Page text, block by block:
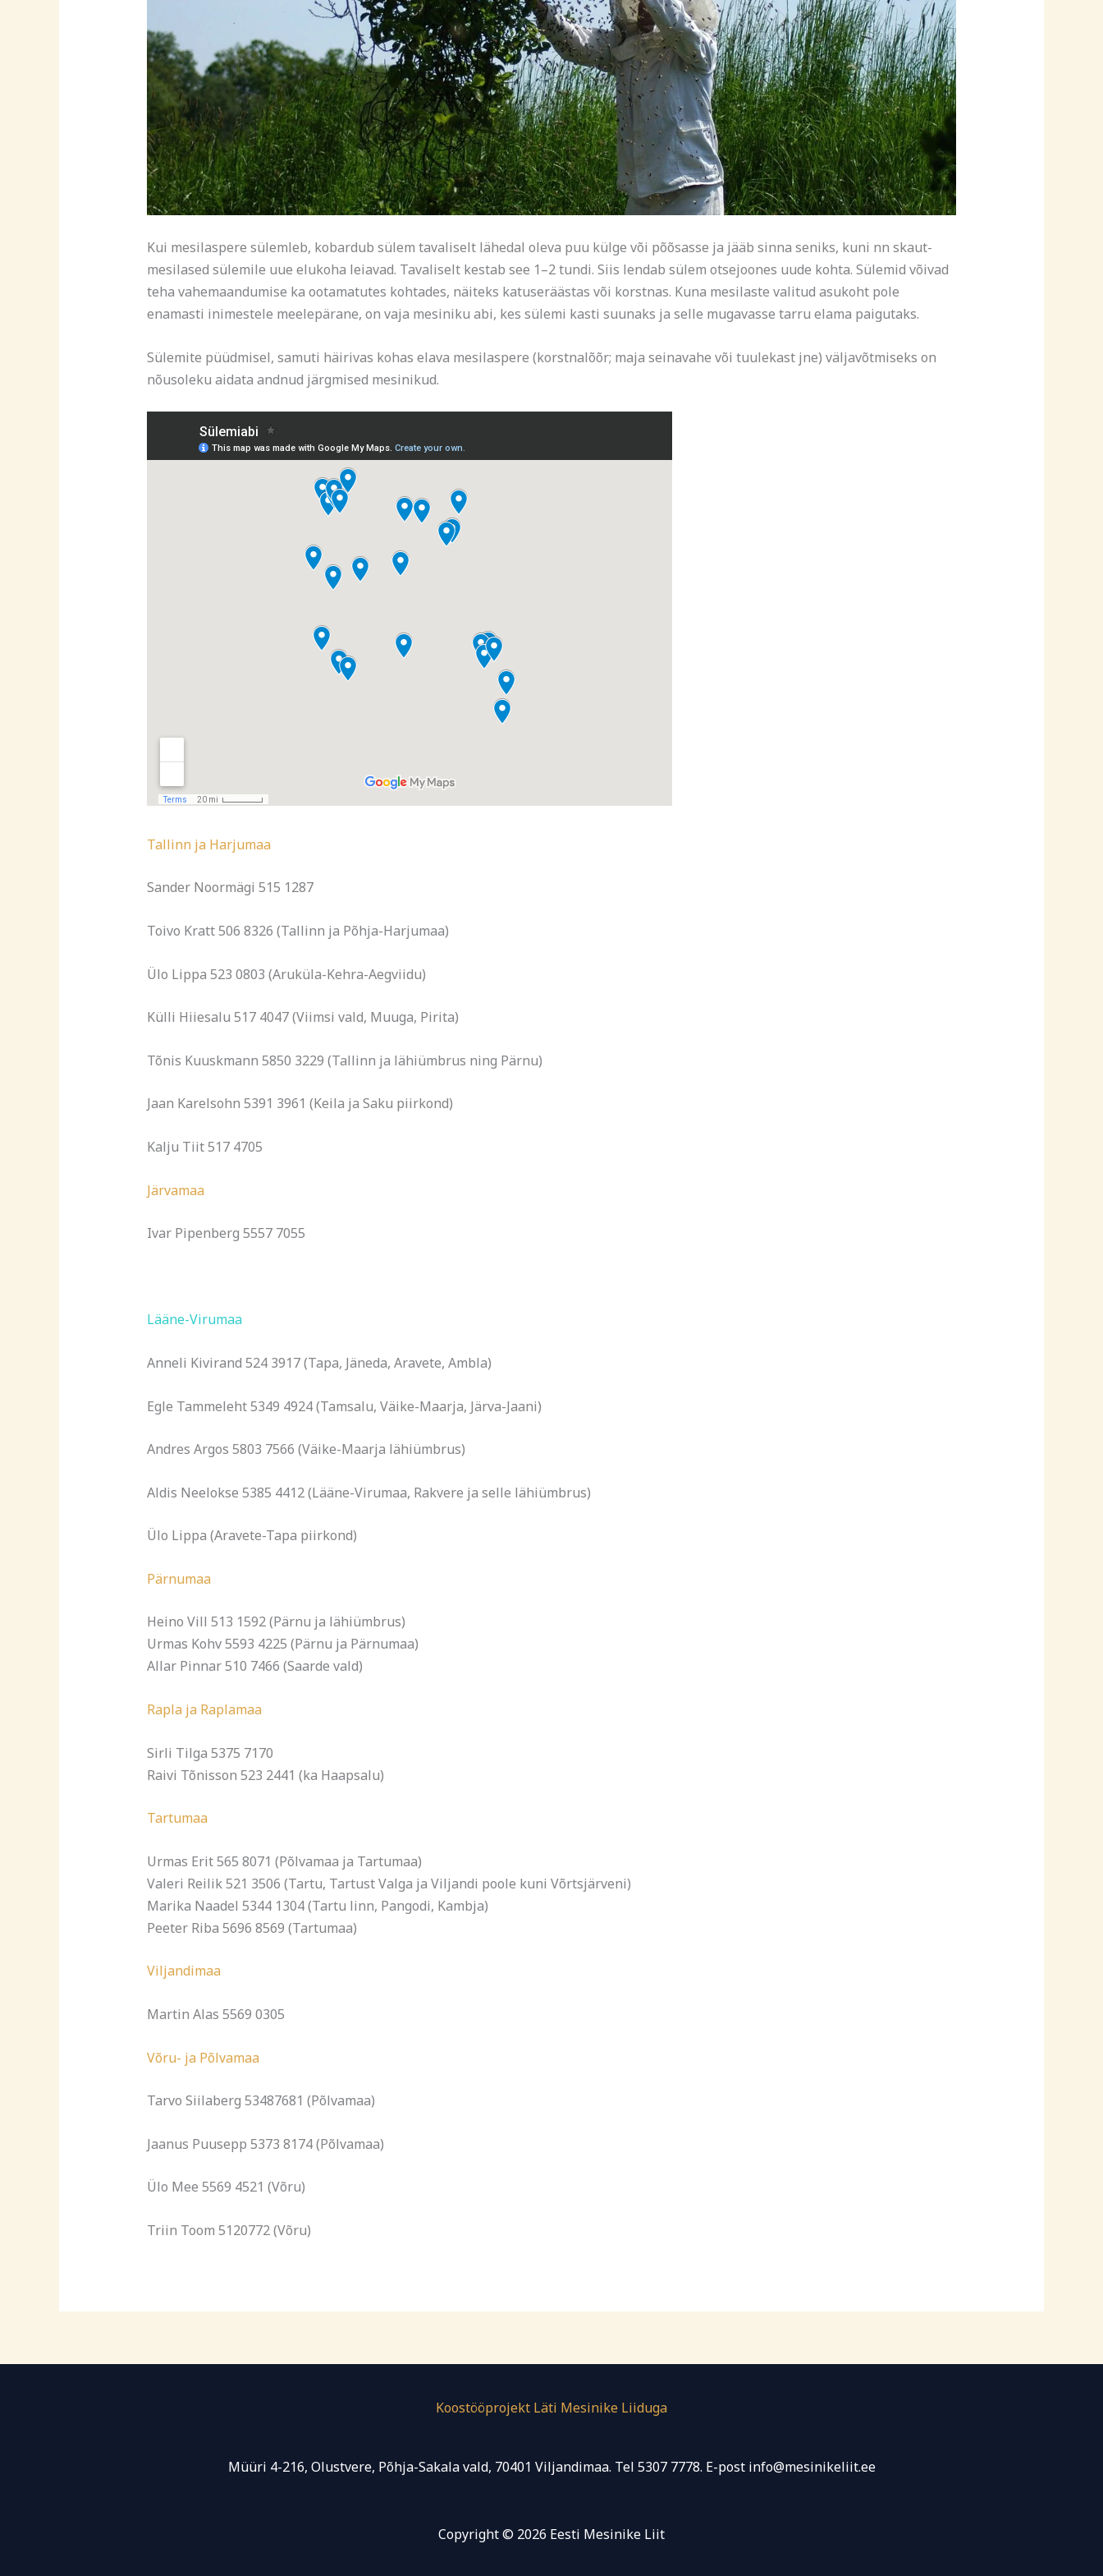
Kui mesilaspere sülemleb, kobardub sülem tavaliselt lähedal oleva puu külge või põõsasse ja jääb sinna seniks, kuni nn skaut-
mesilased sülemile uue elukoha leiavad. Tavaliselt kestab see 1–2 tundi. Siis lendab sülem otsejoones uude kohta. Sülemid võivad
teha vahemaandumise ka ootamatutes kohtades, näiteks katuseräästas või korstnas. Kuna mesilaste valitud asukoht pole
enamasti inimestele meelepärane, on vaja mesiniku abi, kes sülemi kasti suunaks ja selle mugavasse tarru elama paigutaks.
Sülemite püüdmisel, samuti häirivas kohas elava mesilaspere (korstnalõõr; maja seinavahe või tuulekast jne) väljavõtmiseks on
nõusoleku aidata andnud järgmised mesinikud.
Tallinn ja Harjumaa
Sander Noormägi 515 1287
Toivo Kratt 506 8326 (Tallinn ja Põhja-Harjumaa)
Ülo Lippa 523 0803 (Aruküla-Kehra-Aegviidu)
Külli Hiiesalu 517 4047 (Viimsi vald, Muuga, Pirita)
Tõnis Kuuskmann 5850 3229 (Tallinn ja lähiümbrus ning Pärnu)
Jaan Karelsohn 5391 3961 (Keila ja Saku piirkond)
Kalju Tiit 517 4705
Järvamaa
Ivar Pipenberg 5557 7055
Lääne-Virumaa
Anneli Kivirand 524 3917 (Tapa, Jäneda, Aravete, Ambla)
Egle Tammeleht 5349 4924 (Tamsalu, Väike-Maarja, Järva-Jaani)
Andres Argos 5803 7566 (Väike-Maarja lähiümbrus)
Aldis Neelokse 5385 4412 (Lääne-Virumaa, Rakvere ja selle lähiümbrus)
Ülo Lippa (Aravete-Tapa piirkond)
Pärnumaa
Heino Vill 513 1592 (Pärnu ja lähiümbrus)
Urmas Kohv 5593 4225 (Pärnu ja Pärnumaa)
Allar Pinnar 510 7466 (Saarde vald)
Rapla ja Raplamaa
Sirli Tilga 5375 7170
Raivi Tõnisson 523 2441 (ka Haapsalu)
Tartumaa
Urmas Erit 565 8071 (Põlvamaa ja Tartumaa)
Valeri Reilik 521 3506 (Tartu, Tartust Valga ja Viljandi poole kuni Võrtsjärveni)
Marika Naadel 5344 1304 (Tartu linn, Pangodi, Kambja)
Peeter Riba 5696 8569 (Tartumaa)
Viljandimaa
Martin Alas 5569 0305
Võru- ja Põlvamaa
Tarvo Siilaberg 53487681 (Põlvamaa)
Jaanus Puusepp 5373 8174 (Põlvamaa)
Ülo Mee 5569 4521 (Võru)
Triin Toom 5120772 (Võru)
Koostööprojekt Läti Mesinike Liiduga
Müüri 4-216, Olustvere, Põhja-Sakala vald, 70401 Viljandimaa. Tel 5307 7778. E-post info@mesinikeliit.ee
Copyright © 2026 Eesti Mesinike Liit